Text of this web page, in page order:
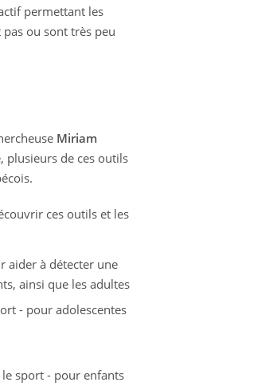
permettant les
ou sont très peu
Miriam
plusieurs de ces outils
ces outils et les
aider à détecter une
ainsi que les adultes
- pour adolescentes
sport - pour enfants